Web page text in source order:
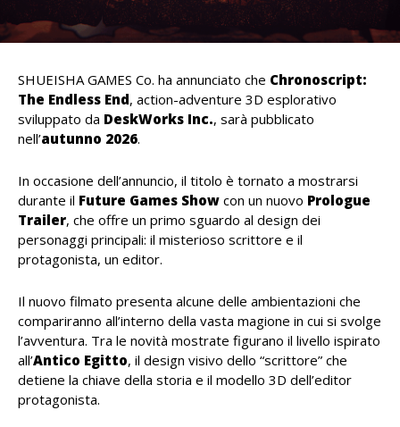
SHUEISHA GAMES Co. ha annunciato che Chronoscript:
The Endless End, action-adventure 3D esplorativo
sviluppato da DeskWorks Inc., sarà pubblicato
nell’autunno 2026.
In occasione dell’annuncio, il titolo è tornato a mostrarsi
durante il Future Games Show con un nuovo Prologue
Trailer, che offre un primo sguardo al design dei
personaggi principali: il misterioso scrittore e il
protagonista, un editor.
Il nuovo filmato presenta alcune delle ambientazioni che
compariranno all’interno della vasta magione in cui si svolge
l’avventura. Tra le novità mostrate figurano il livello ispirato
all’Antico Egitto, il design visivo dello “scrittore” che
detiene la chiave della storia e il modello 3D dell’editor
protagonista.